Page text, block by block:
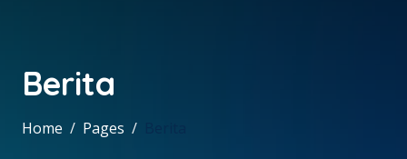
Berita
Home Pages